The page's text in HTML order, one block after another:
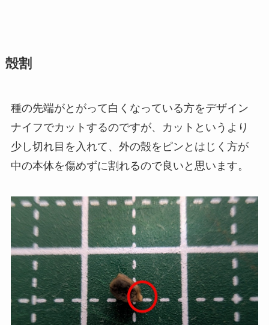
殻割
種の先端がとがって白くなっている方をデザイン
ナイフでカットするのですが、カットというより
少し切れ目を入れて、外の殻をピンとはじく方が
中の本体を傷めずに割れるので良いと思います。